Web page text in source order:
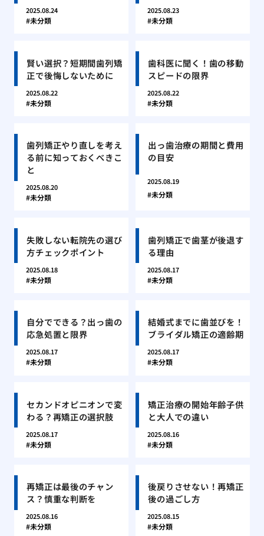
2025.08.24
未分類
2025.08.23
未分類
賢い選択？短期間歯列矯
正で後悔しないために
2025.08.22
未分類
歯科医に聞く！歯の移動
スピードの限界
2025.08.22
未分類
歯列矯正やり直しを考え
る前に知っておくべきこ
と
2025.08.20
未分類
出っ歯治療の期間と費用
の目安
2025.08.19
未分類
失敗しない転院先の選び
方チェックポイント
2025.08.18
未分類
歯列矯正で歯茎が後退す
る理由
2025.08.17
未分類
自分でできる？出っ歯の
応急処置と限界
2025.08.17
未分類
結婚式までに歯並びを！
ブライダル矯正の適齢期
2025.08.17
未分類
セカンドオピニオンで変
わる？再矯正の選択肢
2025.08.17
未分類
矯正治療の開始年齢子供
と大人での違い
2025.08.16
未分類
再矯正は最後のチャン
ス？慎重な判断を
2025.08.16
未分類
後戻りさせない！再矯正
後の過ごし方
2025.08.15
未分類